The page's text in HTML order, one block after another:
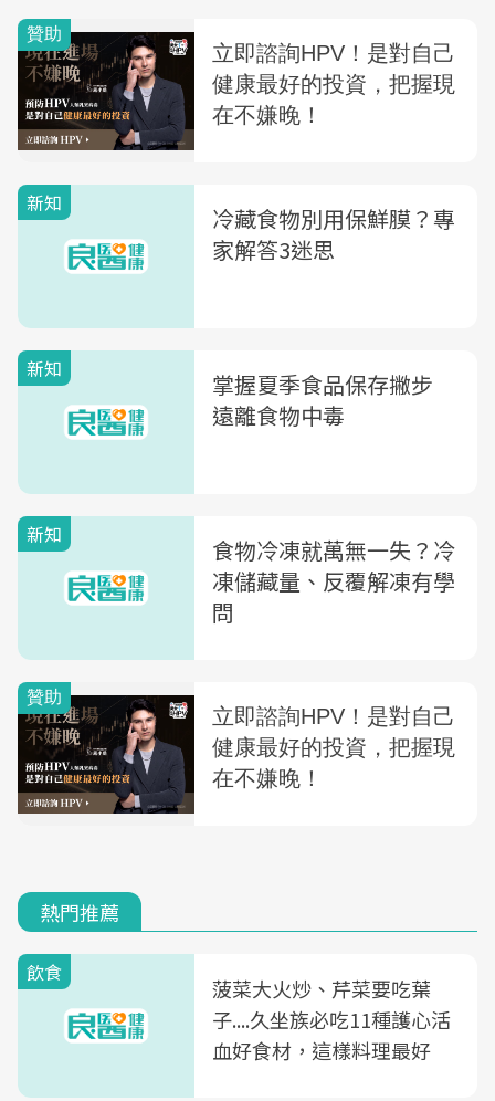
新知
冷藏食物別用保鮮膜？專
家解答3迷思
新知
掌握夏季食品保存撇步
遠離食物中毒
新知
食物冷凍就萬無一失？冷
凍儲藏量、反覆解凍有學
問
熱門推薦
飲食
菠菜大火炒、芹菜要吃葉
子....久坐族必吃11種護心活
血好食材，這樣料理最好